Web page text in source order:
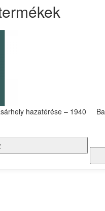
hazatérése – 1940